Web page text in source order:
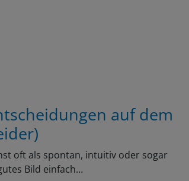
auf dem
oft als spontan, intuitiv oder sogar
Bild einfach…